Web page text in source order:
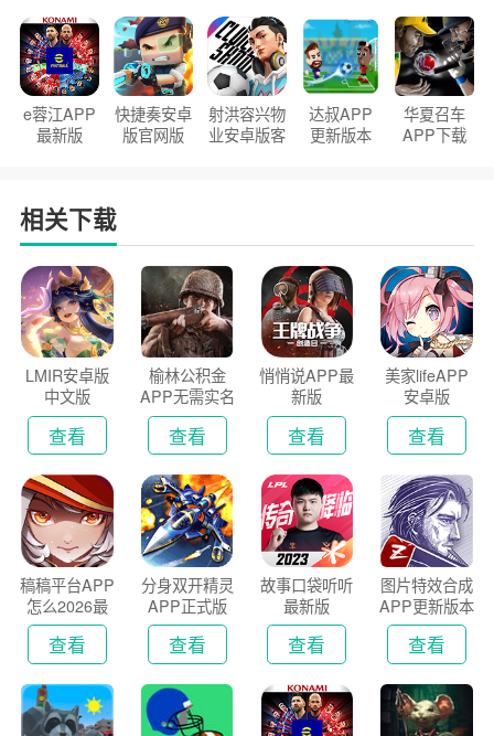
e蓉江APP
最新版
快捷奏安卓
版官网版
射洪容兴物
业安卓版客
达叔APP
更新版本
华夏召车
APP下载
相关下载
LMIR安卓版
中文版
查看
榆林公积金
APP无需实名
认证版
查看
悄悄说APP最
新版
查看
美家lifeAPP
安卓版
查看
稿稿平台APP
怎么2026最
新版
查看
分身双开精灵
APP正式版
查看
故事口袋听听
最新版
查看
图片特效合成
APP更新版本
2026
查看